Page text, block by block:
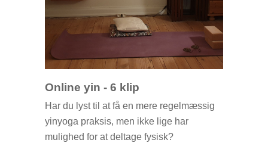
Online yin - 6 klip
Har du lyst til at få en mere regelmæssig
yinyoga praksis, men ikke lige har
mulighed for at deltage fysisk?